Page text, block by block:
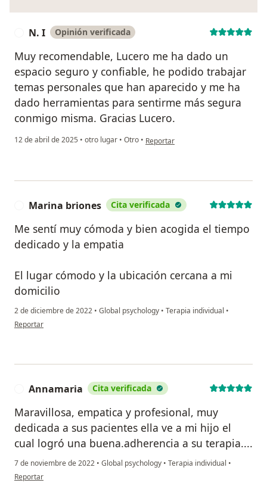
N. I Opinión verificada
Muy recomendable, Lucero me ha dado un
espacio seguro y confiable, he podido trabajar
temas personales que han aparecido y me ha
dado herramientas para sentirme más segura
conmigo misma. Gracias Lucero.
12 de abril de 2025 • otro lugar • Otro • en opinión del usuario N. I
Reportar
Marina briones Cita verificada
Me sentí muy cómoda y bien acogida el tiempo
dedicado y la empatia
El lugar cómodo y la ubicación cercana a mi
domicilio
2 de diciembre de 2022 • Global psychology • Terapia individual •
en opinión del usuario Marina briones
Reportar
Annamaria Cita verificada
Maravillosa, empatica y profesional, muy
dedicada a sus pacientes ella ve a mi hijo el
cual logró una buena.adherencia a su terapia....
7 de noviembre de 2022 • Global psychology • Terapia individual •
en opinión del usuario Annamaria
Reportar